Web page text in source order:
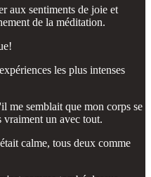
aux sentiments de joie et
de la méditation.
les plus intenses
me semblait que mon corps se
vraiment un avec tout.
calme, tous deux comme